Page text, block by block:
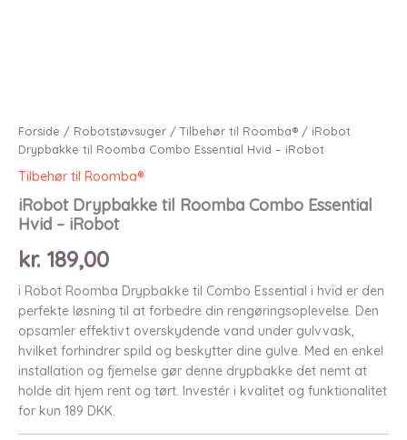
Forside / Robotstøvsuger /Tilbehør til Roomba® / iRobot
Drypbakke til Roomba Combo Essential Hvid – iRobot
Tilbehør til Roomba®
iRobot Drypbakke til Roomba Combo Essential
Hvid – iRobot
kr. 189,00
i Robot Roomba Drypbakke til Combo Essential i hvid er den
perfekte løsning til at forbedre din rengøringsoplevelse. Den
opsamler effektivt overskydende vand under gulvvask,
hvilket forhindrer spild og beskytter dine gulve. Med en enkel
installation og fjernelse gør denne drypbakke det nemt at
holde dit hjem rent og tørt. Investér i kvalitet og funktionalitet
for kun 189 DKK.